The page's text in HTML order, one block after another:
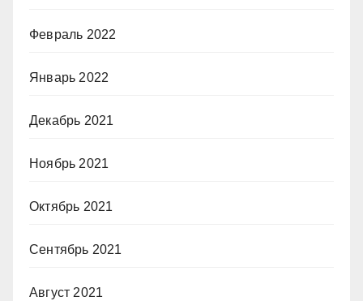
Февраль 2022
Январь 2022
Декабрь 2021
Ноябрь 2021
Октябрь 2021
Сентябрь 2021
Август 2021